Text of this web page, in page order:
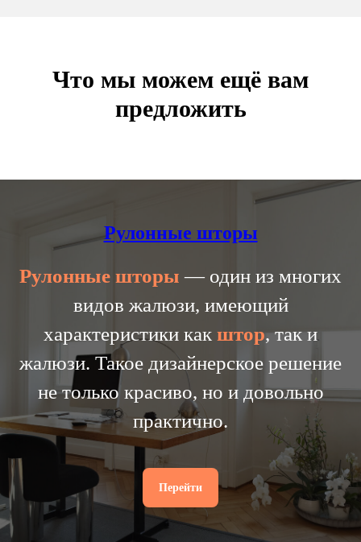
Что мы можем ещё вам
предложить
Рулонные шторы
Рулонные шторы — один из многих
видов жалюзи, имеющий
характеристики как штор, так и
жалюзи. Такое дизайнерское решение
не только красиво, но и довольно
практично.
Перейти